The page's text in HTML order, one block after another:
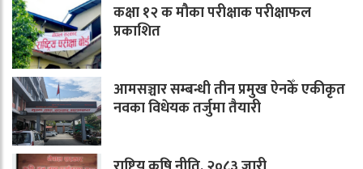
कक्षा १२ क मौका परीक्षाक परीक्षाफल
प्रकाशित
आमसञ्चार सम्बन्धी तीन प्रमुख ऐनकेँ एकीकृत
नवका विधेयक तर्जुमा तैयारी